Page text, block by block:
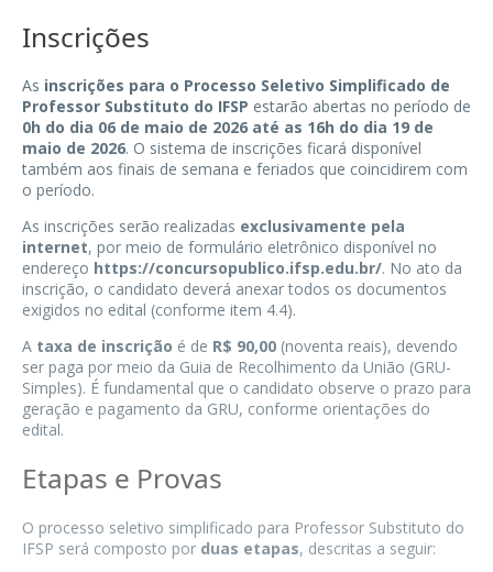
Inscrições
As inscrições para o Processo Seletivo Simplificado de
Professor Substituto do IFSP estarão abertas no período de
0h do dia 06 de maio de 2026 até as 16h do dia 19 de
maio de 2026. O sistema de inscrições ficará disponível
também aos finais de semana e feriados que coincidirem com
o período.
As inscrições serão realizadas exclusivamente pela
internet, por meio de formulário eletrônico disponível no
endereço https://concursopublico.ifsp.edu.br/. No ato da
inscrição, o candidato deverá anexar todos os documentos
exigidos no edital (conforme item 4.4).
A taxa de inscrição é de R$ 90,00 (noventa reais), devendo
ser paga por meio da Guia de Recolhimento da União (GRU-
Simples). É fundamental que o candidato observe o prazo para
geração e pagamento da GRU, conforme orientações do
edital.
Etapas e Provas
O processo seletivo simplificado para Professor Substituto do
IFSP será composto por duas etapas, descritas a seguir: